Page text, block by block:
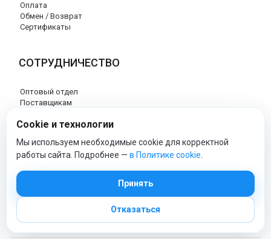
Оплата
Обмен / Возврат
Сертификаты
СОТРУДНИЧЕСТВО
Оптовый отдел
Поставщикам
КОНТАКТЫ
esspero-market - Официальный сайт
Cookie и технологии
Мы используем необходимые cookie для корректной
работы сайта. Подробнее — в Политике cookie
Принять
Отказаться